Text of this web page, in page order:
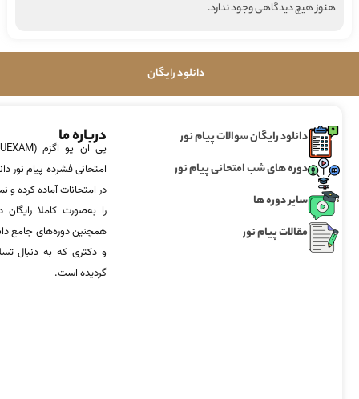
هنوز هیچ دیدگاهی وجود ندارد.
دانلود رایگان
دانلود رایگان سوالات پیام نور
دوره های شب امتحانی پیام نور
سایر دوره ها
مقالات پیام نور
درباره ما
امتحانی فشرده پیام نور
در امتحانات آماده‌ کرده
را به‌صورت کاملا
همچنین دوره‌های جامع
و دکتری که به دنبال
گردیده است.